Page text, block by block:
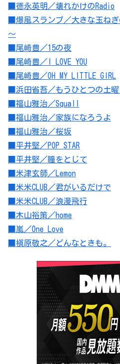
■徳永英明／壊れかけのRadio
■爆風スランプ／大きな玉ね
～
■尾崎豊／15の夜
■尾崎豊／I LOVE YOU
■尾崎豊／OH MY LITTLE GIRL
■浜田省吾／もうひとつの土曜
■福山雅治／Squall
■福山雅治／家族になろうよ
■福山雅治／桜坂
■平井堅／POP STAR
■平井堅／瞳をとじて
■米津玄師／Lemon
■米米CLUB／君がいるだけで
■米米CLUB／浪漫飛行
■木山裕策／home
■嵐／One Love
■槇原敬之／どんなときも。